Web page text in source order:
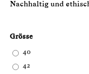
Nachhaltig und
Grösse
40
42